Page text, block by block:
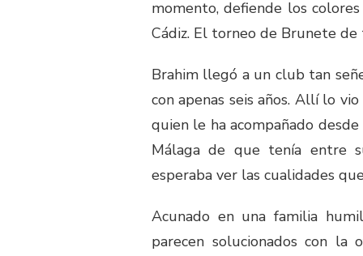
momento, defiende los
Cádiz. El torneo de Brunete
Brahim llegó a un club tan
con apenas seis años. Allí lo
quien le ha acompañado
Málaga de que tenía entre
esperaba ver las cualidades
Acunado en una familia
parecen solucionados con la